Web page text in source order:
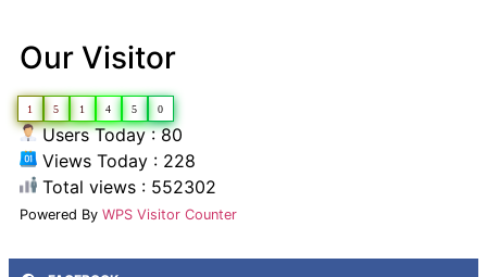
Our Visitor
1 5 1 4 5 0
Users Today : 80
Views Today : 228
Total views : 552302
Powered By WPS Visitor Counter